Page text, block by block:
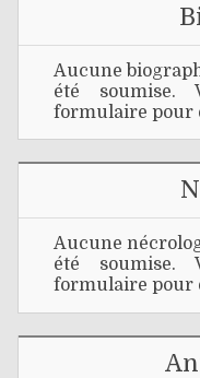
Aucune
été soumise.
formulaire pour
Aucune
été soumise.
formulaire pour